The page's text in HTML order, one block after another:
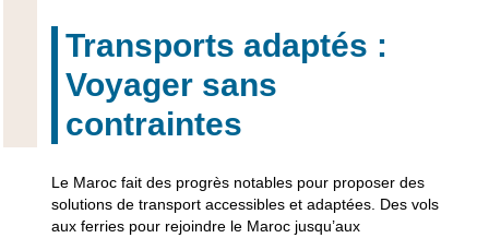
Transports adaptés :
Voyager sans
contraintes
Le Maroc fait des progrès notables pour proposer des
solutions de transport accessibles et adaptées. Des vols
aux ferries pour rejoindre le Maroc jusqu’aux